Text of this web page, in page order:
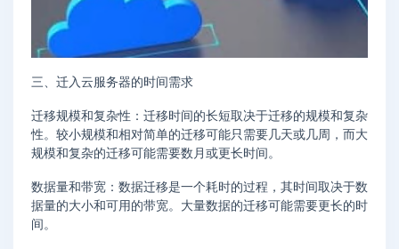
三、迁入云服务器的时间需求
迁移规模和复杂性：迁移时间的长短取决于迁移的规模和复杂
性。较小规模和相对简单的迁移可能只需要几天或几周，而大
规模和复杂的迁移可能需要数月或更长时间。
数据量和带宽：数据迁移是一个耗时的过程，其时间取决于数
据量的大小和可用的带宽。大量数据的迁移可能需要更长的时
间。